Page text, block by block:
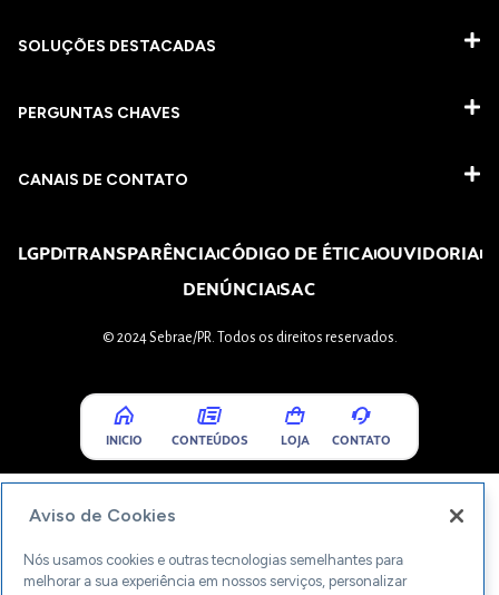
SOLUÇÕES DESTACADAS
PERGUNTAS CHAVES​
CANAIS DE CONTATO
LGPDTRANSPARÊNCIACÓDIGO DE ÉTICAOUVIDORIA
DENÚNCIASAC
© 2024 Sebrae/PR. Todos os direitos reservados.
INICIO CONTEÚDOS LOJA CONTATO
Aviso de Cookies
Nós usamos cookies e outras tecnologias semelhantes para
melhorar a sua experiência em nossos serviços, personalizar